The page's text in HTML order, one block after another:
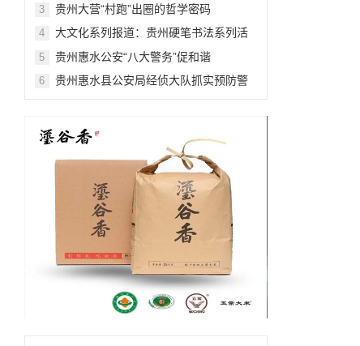
3 贵州大营“村跑”出圈的哲学密码
4
大文化系列报道：贵州硬笔书法系列活
5 贵州惠水公安“八大警务”促和谐
6
贵州惠水县公安局经侦大队抓实预防警